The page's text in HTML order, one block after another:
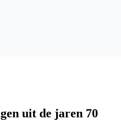
uit de jaren 70